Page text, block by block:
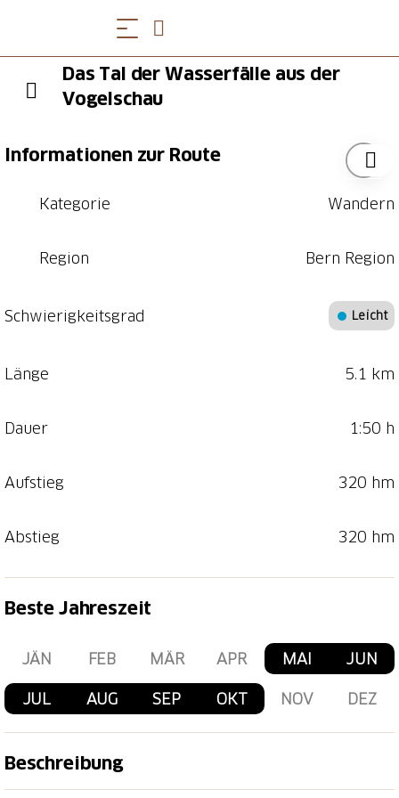
Das Tal der Wasserfälle aus der
Vogelschau
Informationen zur Route
Kategorie Wandern
Region Bern Region
Schwierigkeitsgrad Leicht
Länge 5.1 km
Dauer 1:50 h
Aufstieg 320 hm
Abstieg 320 hm
Beste Jahreszeit
JÄN FEB MÄR APR MAI JUN
JUL AUG SEP OKT NOV DEZ
Beschreibung